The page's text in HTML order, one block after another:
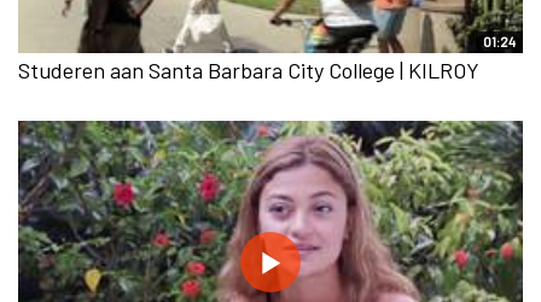
01:24
Studeren aan Santa Barbara City College | KILROY